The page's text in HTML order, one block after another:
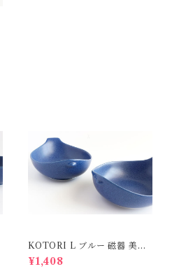
KOTORI L ブルー 磁器 美濃
焼
¥1,408